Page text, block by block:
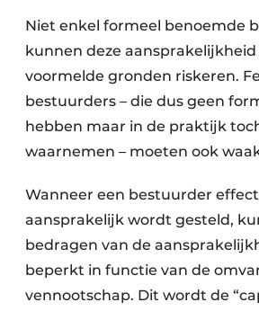
Niet enkel formeel benoemde
kunnen deze aansprakelijkheid
voormelde gronden riskeren.
bestuurders – die dus geen
hebben maar in de praktijk
waarnemen – moeten ook
Wanneer een bestuurder
aansprakelijk wordt gesteld,
bedragen van de
beperkt in functie van de
vennootschap. Dit wordt de